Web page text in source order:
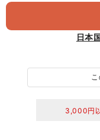
日本
3,000円